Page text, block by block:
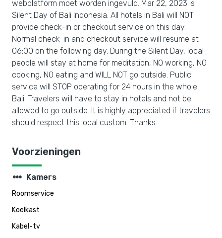
webplatform moet worden ingevuld. Mar 22, 2023 is
Silent Day of Bali Indonesia. All hotels in Bali will NOT
provide check-in or checkout service on this day.
Normal check-in and checkout service will resume at
06:00 on the following day. During the Silent Day, local
people will stay at home for meditation, NO working, NO
cooking, NO eating and WILL NOT go outside. Public
service will STOP operating for 24 hours in the whole
Bali. Travelers will have to stay in hotels and not be
allowed to go outside. It is highly appreciated if travelers
should respect this local custom. Thanks.
Voorzieningen
steppers Kamers
Roomservice
Koelkast
Kabel-tv